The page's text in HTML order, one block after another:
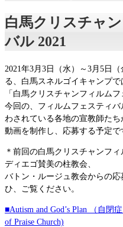
白馬クリスチャ
バル 2021
2021年3月3日（水）～3月5日
る、白馬スネルゴイキャンプで
「白馬クリスチャンフィルム
今回の、フィルムフェスティ
わされている各地の宣教師たち
動画を制作し、応募する予定で
＊前回の白馬クリスチャンフ
ディエゴ賛美の柱教会、
バトン・ルージュ教会からの
ひ、ご覧ください。
■Autism and God’s Plan （自閉
of Praise Church)